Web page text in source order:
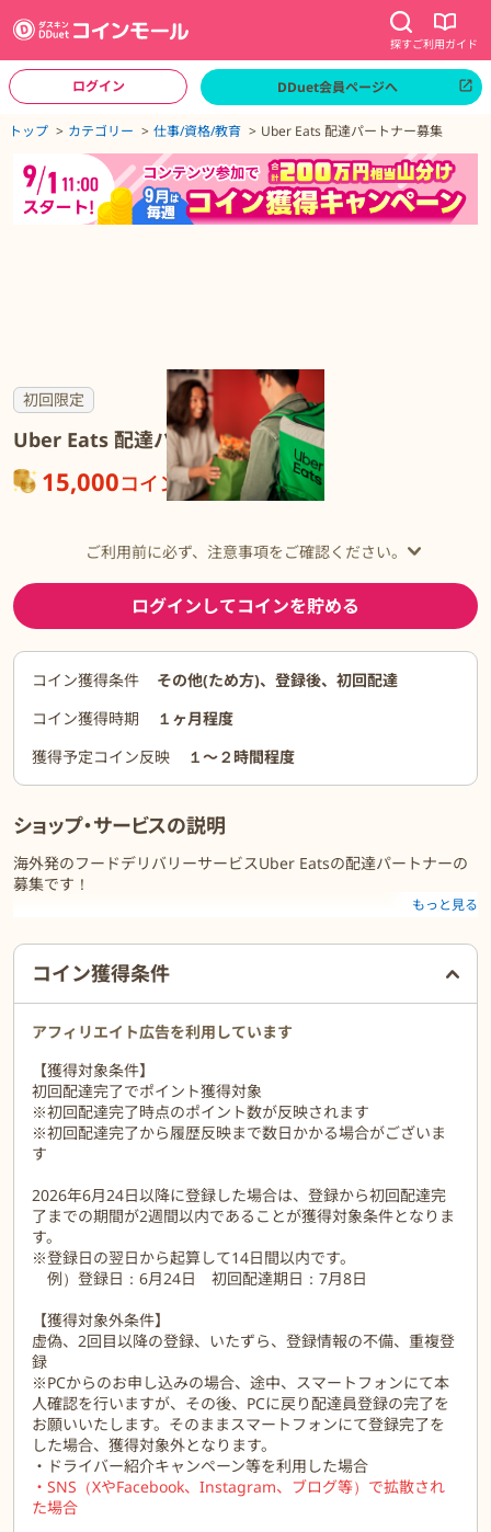
探すご利用ガイド
ログイン DDuet会員ページへ
トップ カテゴリー 仕事/資格/教育 Uber Eats 配達パートナー募集
初回限定
Uber Eats 配達パートナー募集
15,000コイン が貯まる
ご利用前に必ず、注意事項をご確認ください。
ログインしてコインを貯める
コイン獲得条件
その他(ため方)、登録後、初回配達
コイン獲得時期
１ヶ月程度
獲得予定コイン反映
１〜２時間程度
ショップ・サービスの説明
海外発のフードデリバリーサービスUber Eatsの配達パートナーの
募集です！
Uberなら仕事のペースを自身で決めることができます。
朝だけ、夜だけ、土日のみなど、好きな時間に配達パートナーとし
て働くこともできます。
短時間でも OK。個人事業主なので、働く時間やスケジュールを決
スクーターやバイク、自転車、自家用車等で配達パートナーとなる
ことが出来ます
配達中はあなた一人の時間。空き時間を有効に活用できます。学生
もっと見る
ご利用前に必ずお読みください
コイン獲得条件
アフィリエイト広告を利用しています
【獲得対象条件】
初回配達完了でポイント獲得対象
※初回配達完了時点のポイント数が反映されます
※初回配達完了から履歴反映まで数日かかる場合がございま
す
2026年6月24日以降に登録した場合は、登録から初回配達完
了までの期間が2週間以内であることが獲得対象条件となりま
す。
※登録日の翌日から起算して14日間以内です。
例）登録日：6月24日 初回配達期日：7月8日
【獲得対象外条件】
虚偽、2回目以降の登録、いたずら、登録情報の不備、重複登
録
※PCからのお申し込みの場合、途中、スマートフォンにて本
人確認を行いますが、その後、PCに戻り配達員登録の完了を
お願いいたします。そのままスマートフォンにて登録完了を
した場合、獲得対象外となります。
・ドライバー紹介キャンペーン等を利用した場合
・SNS（XやFacebook、Instagram、ブログ等）で拡散され
た場合
ジトップへ